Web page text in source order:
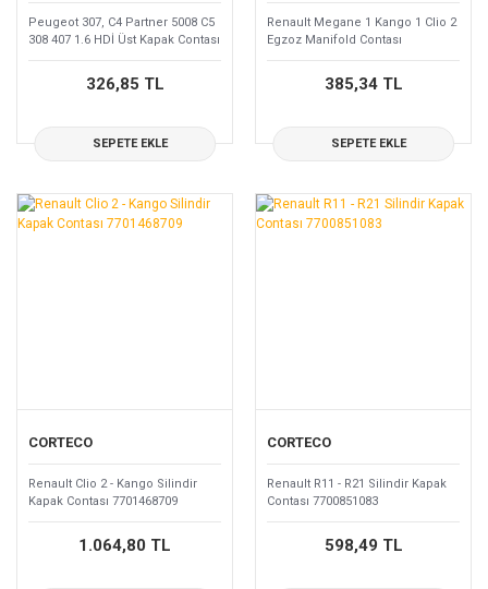
Peugeot 307, C4 Partner 5008 C5
308 407 1.6 HDİ Üst Kapak Contası
0249.C2
326,85 TL
SEPETE EKLE
Renault Megane 1 Kango 1 Clio 2
Egzoz Manifold Contası
7700867360
385,34 TL
SEPETE EKLE
CORTECO
Renault Clio 2 - Kango Silindir
Kapak Contası 7701468709
1.064,80 TL
CORTECO
Renault R11 - R21 Silindir Kapak
Contası 7700851083
598,49 TL